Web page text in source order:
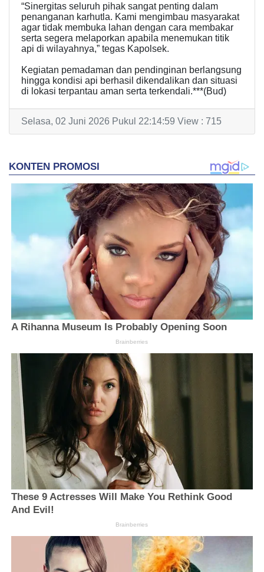
“Sinergitas seluruh pihak sangat penting dalam
penanganan karhutla. Kami mengimbau masyarakat
agar tidak membuka lahan dengan cara membakar
serta segera melaporkan apabila menemukan titik
api di wilayahnya,” tegas Kapolsek.
Kegiatan pemadaman dan pendinginan berlangsung
hingga kondisi api berhasil dikendalikan dan situasi
di lokasi terpantau aman serta terkendali.***(Bud)
Selasa, 02 Juni 2026 Pukul 22:14:59 View : 715